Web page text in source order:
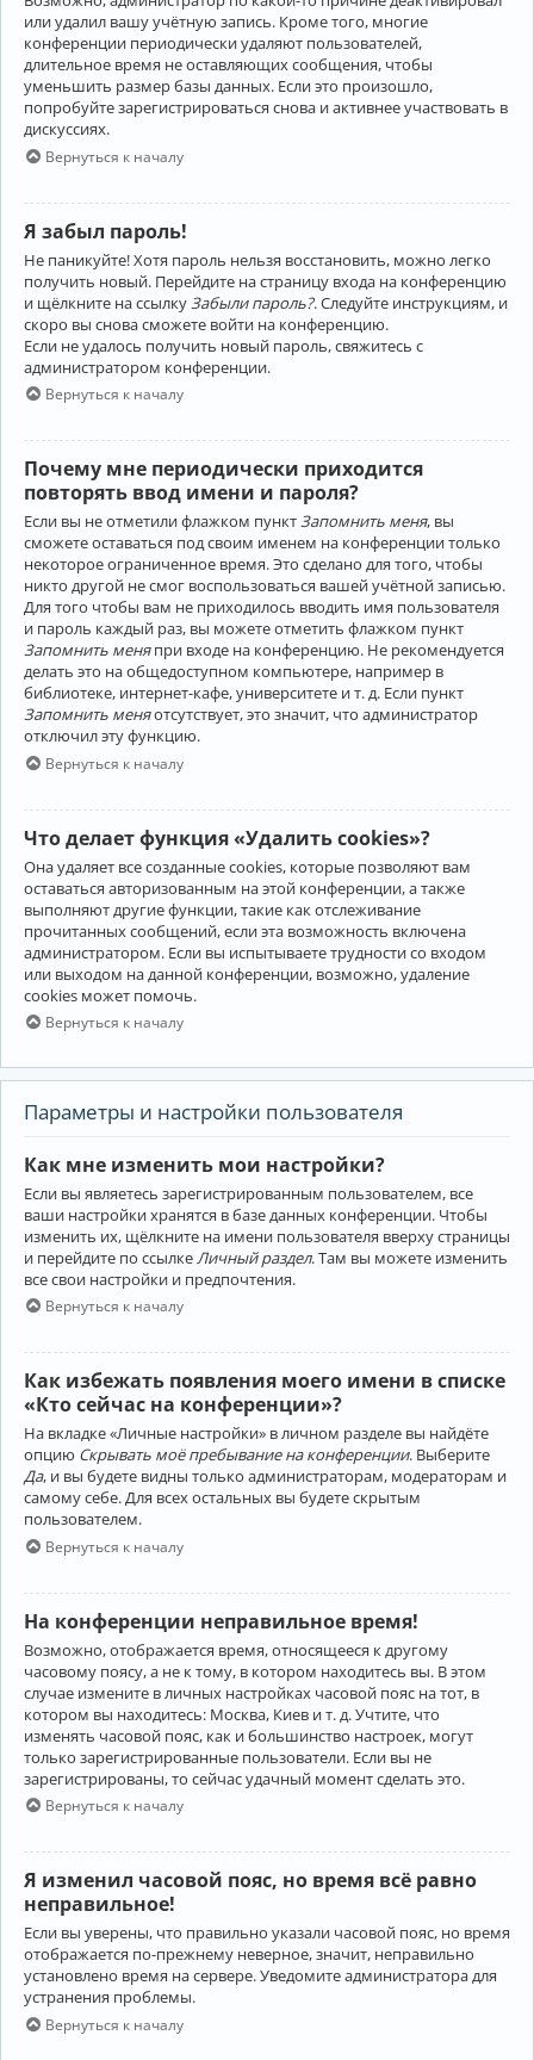
или удалил вашу учётную запись. Кроме того, многие
конференции периодически удаляют пользователей,
длительное время не оставляющих сообщения, чтобы
уменьшить размер базы данных. Если это произошло,
попробуйте зарегистрироваться снова и активнее участвовать в
дискуссиях.
Вернуться к началу
Я забыл пароль!
Не паникуйте! Хотя пароль нельзя восстановить, можно легко
получить новый. Перейдите на страницу входа на конференцию
и щёлкните на ссылку Забыли пароль?. Следуйте инструкциям, и
скоро вы снова сможете войти на конференцию.
Если не удалось получить новый пароль, свяжитесь с
администратором конференции.
Вернуться к началу
Почему мне периодически приходится
повторять ввод имени и пароля?
Если вы не отметили флажком пунктЗапомнить меня, вы
сможете оставаться под своим именем на конференции только
некоторое ограниченное время. Это сделано для того, чтобы
никто другой не смог воспользоваться вашей учётной записью.
Для того чтобы вам не приходилось вводить имя пользователя
и пароль каждый раз, вы можете отметить флажком пункт
Запомнить меняпри входе на конференцию. Не рекомендуется
делать это на общедоступном компьютере, например в
библиотеке, интернет-кафе, университете и т. д. Если пункт
Запомнить меняотсутствует, это значит, что администратор
отключил эту функцию.
Вернуться к началу
Что делает функция «Удалить cookies»?
Она удаляет все созданные cookies, которые позволяют вам
оставаться авторизованным на этой конференции, а также
выполняют другие функции, такие как отслеживание
прочитанных сообщений, если эта возможность включена
администратором. Если вы испытываете трудности со входом
или выходом на данной конференции, возможно, удаление
cookies может помочь.
Вернуться к началу
Параметры и настройки пользователя
Как мне изменить мои настройки?
Если вы являетесь зарегистрированным пользователем, все
ваши настройки хранятся в базе данных конференции. Чтобы
изменить их, щёлкните на имени пользователя вверху страницы
и перейдите по ссылке Личный раздел. Там вы можете изменить
все свои настройки и предпочтения.
Вернуться к началу
Как избежать появления моего имени в списке
«Кто сейчас на конференции»?
На вкладке «Личные настройки» в личном разделе вы найдёте
опцию Скрывать моё пребывание на конференции. Выберите
Да, и вы будете видны только администраторам, модераторам и
самому себе. Для всех остальных вы будете скрытым
пользователем.
Вернуться к началу
На конференции неправильное время!
Возможно, отображается время, относящееся к другому
часовому поясу, а не к тому, в котором находитесь вы. В этом
случае измените в личных настройках часовой пояс на тот, в
котором вы находитесь: Москва, Киев и т. д. Учтите, что
изменять часовой пояс, как и большинство настроек, могут
только зарегистрированные пользователи. Если вы не
зарегистрированы, то сейчас удачный момент сделать это.
Вернуться к началу
Я изменил часовой пояс, но время всё равно
неправильное!
Если вы уверены, что правильно указали часовой пояс, но время
отображается по-прежнему неверное, значит, неправильно
установлено время на сервере. Уведомите администратора для
устранения проблемы.
Вернуться к началу